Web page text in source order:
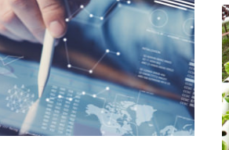
Redes
Generación